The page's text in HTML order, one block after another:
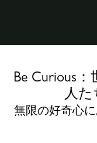
Be Curious
人
無限の好奇心